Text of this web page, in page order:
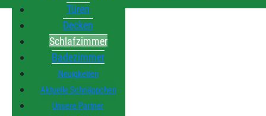
Türen
Decken
Schlafzimmer
Badezimmer
Neuigkeiten
Aktuelle Schnäppchen
Unsere Partner